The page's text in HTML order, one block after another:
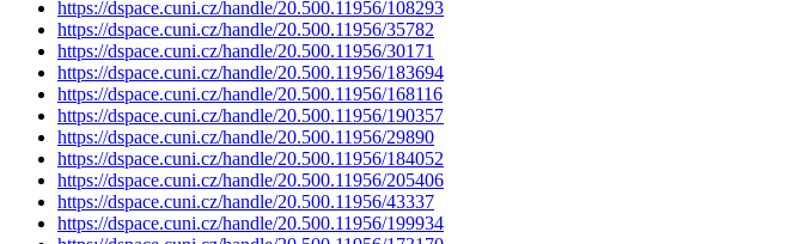
https://dspace.cuni.cz/handle/20.500.11956/108293
https://dspace.cuni.cz/handle/20.500.11956/35782
https://dspace.cuni.cz/handle/20.500.11956/30171
https://dspace.cuni.cz/handle/20.500.11956/183694
https://dspace.cuni.cz/handle/20.500.11956/168116
https://dspace.cuni.cz/handle/20.500.11956/190357
https://dspace.cuni.cz/handle/20.500.11956/29890
https://dspace.cuni.cz/handle/20.500.11956/184052
https://dspace.cuni.cz/handle/20.500.11956/205406
https://dspace.cuni.cz/handle/20.500.11956/43337
https://dspace.cuni.cz/handle/20.500.11956/199934